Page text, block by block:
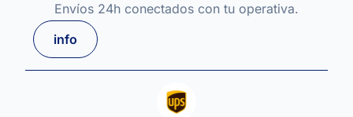
Envíos 24h conectados con tu operativa.
info